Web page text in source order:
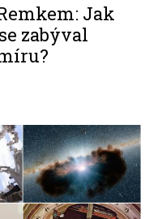
Jak
zabýval